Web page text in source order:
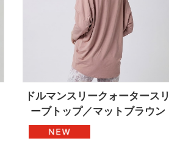
ドルマンスリークォータースリ
ーブトップ／マットブラウン